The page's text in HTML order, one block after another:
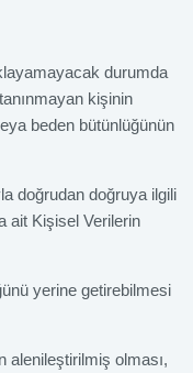
durumda
kişinin
beden bütünlüğünün
doğrudan doğruya ilgili
ait Kişisel Verilerin
yerine getirebilmesi
alenileştirilmiş olması,